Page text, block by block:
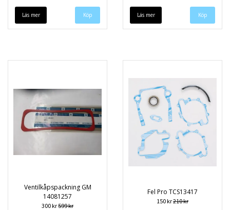
Läs mer Läs mer
Ventilkåpspackning GM
14081257
300 kr599 kr
Fel Pro TCS13417
150 kr210 kr